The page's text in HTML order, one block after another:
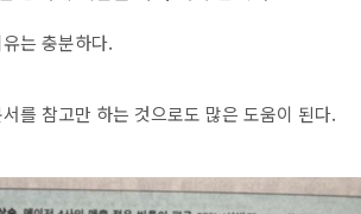
는 충분하다.
를 참고만 하는 것으로도 많은 도움이 된다.